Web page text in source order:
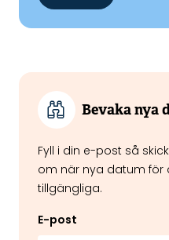
Bevaka nya
Fyll i din e-post så
om när nya datum för
tillgängliga.
E-post